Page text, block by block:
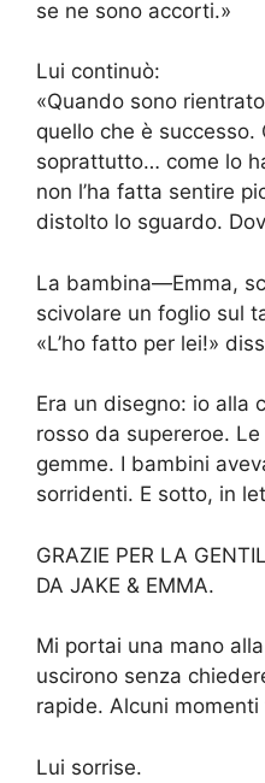
se ne sono accorti.»
Lui continuò:
«Quando sono
quello che è successo.
soprattutto… come lo
non l’ha fatta sentire
distolto lo sguardo.
La bambina—Emma,
scivolare un foglio sul
«L’ho fatto per lei!»
Era un disegno: io alla
rosso da supereroe.
gemme. I bambini
sorridenti. E sotto, in
GRAZIE PER LA
DA JAKE & EMMA.
Mi portai una mano
uscirono senza
rapide. Alcuni
Lui sorrise.